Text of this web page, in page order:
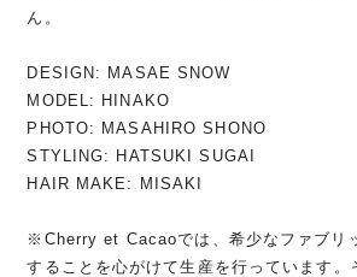
ん。
DESIGN: MASAE SNOW
MODEL: HINAKO
PHOTO: MASAHIRO SHONO
STYLING: HATSUKI SUGAI
HAIR MAKE: MISAKI
※Cherry et Cacaoでは、希少なファブリ
することを心がけて生産を行っています。